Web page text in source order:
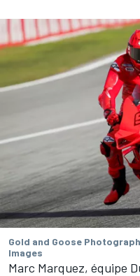
Gold and Goose
Images
Marc Marquez, équipe